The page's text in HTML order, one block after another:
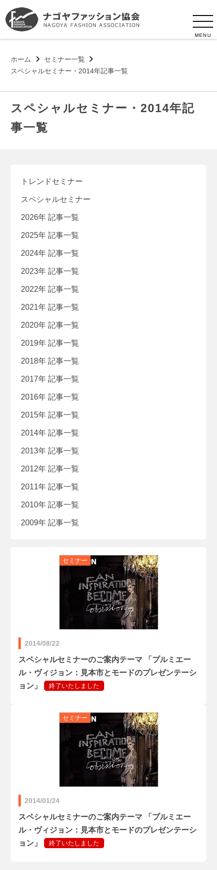
MENU
ホーム
セミナー一覧
スペシャルセミナー・2014年記事一覧
スペシャルセミナー・2014年記
事一覧
2014/08/22
スペシャルセミナーのご案内テーマ 「プルミエー
ル・ヴィジョン：見本市とモードのプレゼンテーシ
ョン」
2014/01/24
スペシャルセミナーのご案内テーマ 「プルミエー
ル・ヴィジョン：見本市とモードのプレゼンテーシ
ョン」
トレンドセミナー
スペシャルセミナー
2026年 記事一覧
2025年 記事一覧
2024年 記事一覧
2023年 記事一覧
2022年 記事一覧
2021年 記事一覧
2020年 記事一覧
2019年 記事一覧
2018年 記事一覧
2017年 記事一覧
2016年 記事一覧
2015年 記事一覧
2014年 記事一覧
2013年 記事一覧
2012年 記事一覧
2011年 記事一覧
2010年 記事一覧
2009年 記事一覧